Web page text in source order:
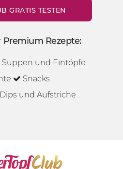
GRATIS TESTEN
Premium Rezepte:
Suppen und Eintöpfe
Snacks
Dips und Aufstriche